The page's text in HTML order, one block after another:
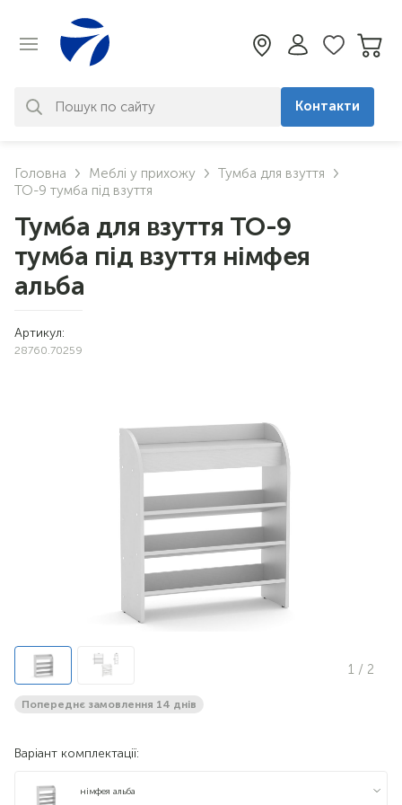
знайдено. Уточніть свій запит
Контакти
Головна Меблі у прихожу
Тумба для взуття
ТО-9 тумба під взуття
Тумба для взуття ТО-9
тумба під взуття німфея
альба
Артикул:
28760.70259
1 / 2
Попереднє замовлення 14 днів
Варіант комплектації:
німфея альба